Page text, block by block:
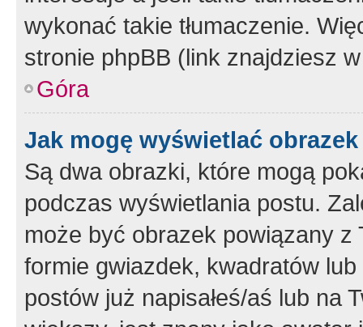
wykonać takie tłumaczenie.
stronie phpBB (link znajdziesz
Góra
Jak mogę wyświetlać
Są dwa obrazki, które mogą
podczas wyświetlania postu.
może być obrazek powiązany z
formie gwiazdek, kwadratów
postów już napisałeś/aś lub na